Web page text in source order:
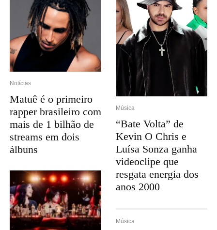
Notícias
Matuê é o primeiro
rapper brasileiro com
mais de 1 bilhão de
streams em dois
álbuns
Música
“Bate Volta” de
Kevin O Chris e
Luísa Sonza ganha
videoclipe que
resgata energia dos
anos 2000
Música